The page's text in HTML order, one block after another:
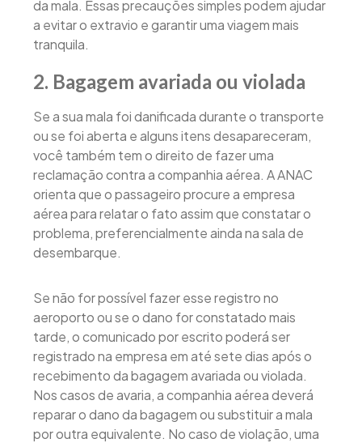
da mala. Essas precauções simples podem ajudar
a evitar o extravio e garantir uma viagem mais
tranquila.
2. Bagagem avariada ou violada
Se a sua mala foi danificada durante o transporte
ou se foi aberta e alguns itens desapareceram,
você também tem o direito de fazer uma
reclamação contra a companhia aérea. A ANAC
orienta que o passageiro procure a empresa
aérea para relatar o fato assim que constatar o
problema, preferencialmente ainda na sala de
desembarque.
Se não for possível fazer esse registro no
aeroporto ou se o dano for constatado mais
tarde, o comunicado por escrito poderá ser
registrado na empresa em até sete dias após o
recebimento da bagagem avariada ou violada.
Nos casos de avaria, a companhia aérea deverá
reparar o dano da bagagem ou substituir a mala
por outra equivalente. No caso de violação, uma